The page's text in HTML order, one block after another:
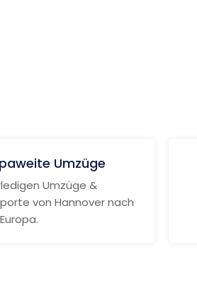
Umzüge
Umzüge &
von Hannover nach